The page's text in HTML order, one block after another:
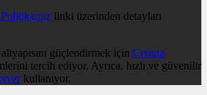
linki üzerinden detayları
güçlendirmek için Cenuta
tercih ediyor. Ayrıca, hızlı ve güvenilir
kullanıyor.